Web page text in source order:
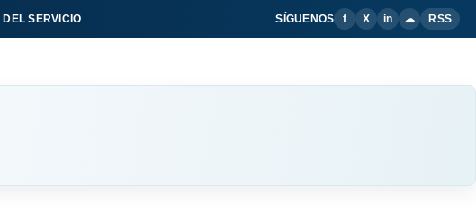
SERVICIO SÍGUENOS f X in ☁ RSS